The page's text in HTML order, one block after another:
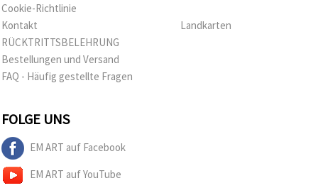
Cookie-Richtlinie
Kontakt
RÜCKTRITTSBELEHRUNG
Bestellungen und Versand
FAQ - Häufig gestellte Fragen
Landkarten
FOLGE UNS
EM ART auf Facebook
EM ART auf YouTube